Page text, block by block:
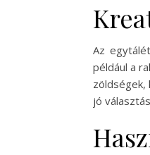
Az
például a
zöldségek,
jó